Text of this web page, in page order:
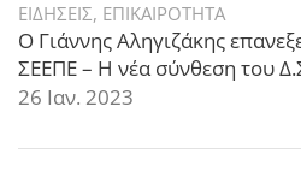
ΕΙΔΗΣΕΙΣ, ΕΠΙΚΑΙΡΟΤΗΤΑ
Ο Γιάννης Αληγιζάκης
ΣΕΕΠΕ – Η νέα σύνθεση του
26 Ιαν. 2023